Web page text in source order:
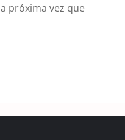
próxima vez que